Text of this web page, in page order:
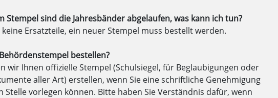
Stempel sind die Jahresbänder abgelaufen, was kann ich tun?
Ersatzteile, ein neuer Stempel muss bestellt werden.
bestellen?
wir Ihnen offizielle Stempel (Schulsiegel, für Beglaubigungen oder
aller Art) erstellen, wenn Sie eine schriftliche Genehmigung
Stelle vorlegen können. Bitte haben Sie Verständnis dafür, wenn